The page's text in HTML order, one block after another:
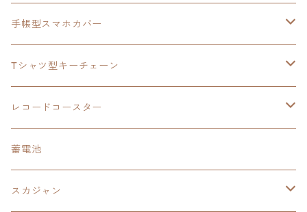
モバイルバッテリー
手帳型スマホカバー
閃の軌跡Ⅳ
手帳型スマホカバー
モバイルバッテリー
軌跡シリーズ
トランプ
カーマグネット
閃の軌跡Ⅱ
トランプ
イースⅨ
手帳型スマホカバー
零の軌跡：改
日本ファルコム
閃の軌跡Ⅲ
軌跡シリーズ
ウルトラマン
鷹の爪
イースⅧ
東亰ザナドゥ
阪神タイガース
手帳型スマホカバー
鷹の爪団
イースⅧ
閃の軌跡Ⅲ
閃の軌跡Ⅳ
Tシャツ型キーチェーン
日本ファルコム
閃の軌跡Ⅲ
レコードコースター
日本ファルコム
閃の軌跡
蓄電池
スカジャン